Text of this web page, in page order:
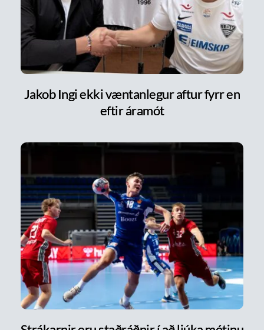
Jakob Ingi ekki væntanlegur aftur fyrr en
eftir áramót